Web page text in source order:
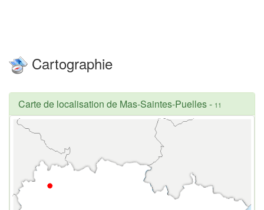
Cartographie
Carte de localisation de Mas-Saintes-Puelles- 11